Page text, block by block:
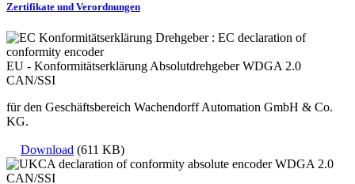
Zertifikate und Verordnungen
EU - Konformitätserklärung Absolutdrehgeber WDGA 2.0
CAN/SSI
für den Geschäftsbereich Wachendorff Automation GmbH & Co.
KG.
Download (611 KB)